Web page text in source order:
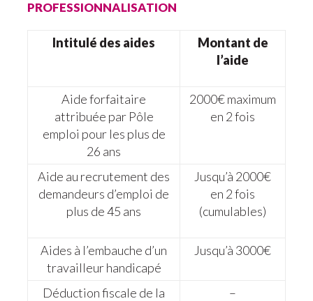
professionnalisation
Intitulé des aides
Montant de
l’aide
Aide forfaitaire
attribuée par Pôle
emploi pour les plus de
26 ans
2000€ maximum
en 2 fois
Aide au recrutement des
demandeurs d’emploi de
plus de 45 ans
Jusqu’à 2000€
en 2 fois
(cumulables)
Aides à l’embauche d’un
travailleur handicapé
Jusqu’à 3000€
Déduction fiscale de la
–